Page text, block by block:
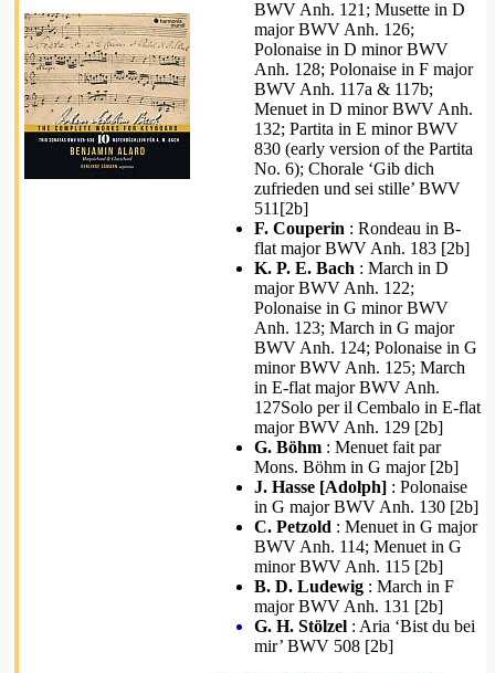
BWV Anh. 121; Musette in D
major BWV Anh. 126;
Polonaise in D minor BWV
Anh. 128; Polonaise in F major
BWV Anh. 117a & 117b;
Menuet in D minor BWV Anh.
132; Partita in E minor BWV
830 (early version of the Partita
No. 6); Chorale ‘Gib dich
zufrieden und sei stille’ BWV
511[2b]
F. Couperin : Rondeau in B-
flat major BWV Anh. 183 [2b]
K. P. E. Bach : March in D
major BWV Anh. 122;
Polonaise in G minor BWV
Anh. 123; March in G major
BWV Anh. 124; Polonaise in G
minor BWV Anh. 125; March
in E-flat major BWV Anh.
127Solo per il Cembalo in E-flat
major BWV Anh. 129 [2b]
G. Böhm : Menuet fait par
Mons. Böhm in G major [2b]
J. Hasse [Adolph] : Polonaise
in G major BWV Anh. 130 [2b]
C. Petzold : Menuet in G major
BWV Anh. 114; Menuet in G
minor BWV Anh. 115 [2b]
B. D. Ludewig : March in F
major BWV Anh. 131 [2b]
G. H. Stölzel : Aria ‘Bist du bei
mir’ BWV 508 [2b]